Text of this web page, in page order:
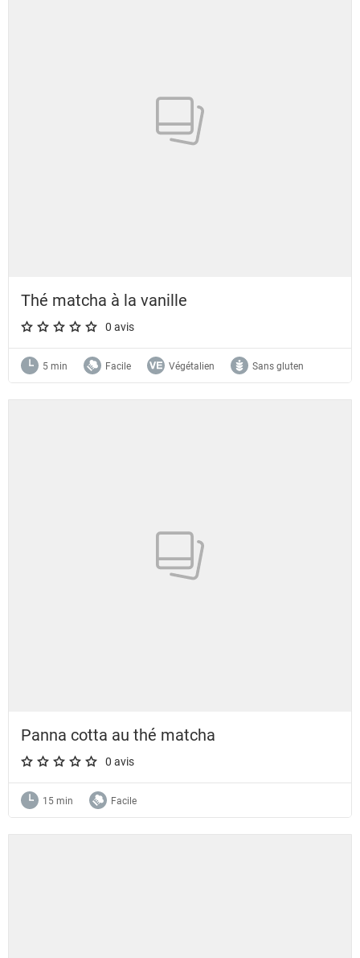
Thé matcha à la vanille
A star rating of 0 out of 5.
0 avis
5 min Facile Végétalien Sans gluten
Panna cotta au thé matcha
A star rating of 0 out of 5.
0 avis
15 min Facile